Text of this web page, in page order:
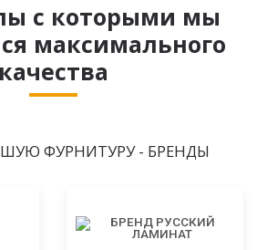
с которыми мы
максимального
качества
ФУРНИТУРУ - БРЕНДЫ